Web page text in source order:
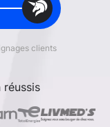
clients